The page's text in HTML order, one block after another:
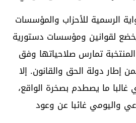
الرسمية للأحزاب والمؤسسات
يخضع لقوانين ومؤسسات دستورية
تمارس صلاحياتها وفق
إطار دولة الحق والقانون. إلا
غالبا ما يصطدم بصخرة الواقع،
واليومي غائبا عن وعود